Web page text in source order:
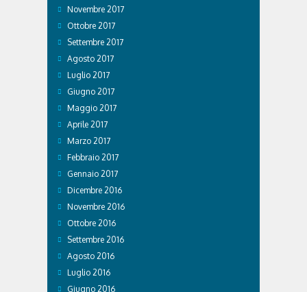
Novembre 2017
Ottobre 2017
Settembre 2017
Agosto 2017
Luglio 2017
Giugno 2017
Maggio 2017
Aprile 2017
Marzo 2017
Febbraio 2017
Gennaio 2017
Dicembre 2016
Novembre 2016
Ottobre 2016
Settembre 2016
Agosto 2016
Luglio 2016
Giugno 2016